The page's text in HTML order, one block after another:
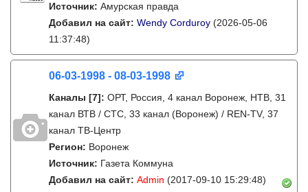
Источник: Амурская правда
Добавил на сайт: Wendy Corduroy (2026-05-06
11:37:48)
06-03-1998 - 08-03-1998
Каналы [7]: ОРТ, Россия, 4 канал Воронеж, НТВ, 31
канал ВТВ / СТС, 33 канал (Воронеж) / REN-TV, 37
канал ТВ-Центр
Регион: Воронеж
Источник: Газета Коммуна
Добавил на сайт: Admin (2017-09-10 15:29:48)